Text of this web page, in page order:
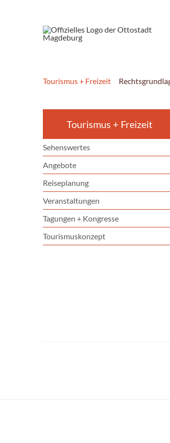
Tourismus + Freizeit
Tourismus + Freizeit
Sehenswertes
Angebote
Reiseplanung
Veranstaltungen
Tagungen + Kongresse
Tourismuskonzept